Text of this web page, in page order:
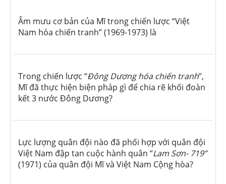
Âm mưu cơ bản của Mĩ trong chiến lược “Việt
Nam hóa chiến tranh” (1969-1973) là
Trong chiến lược “Đông Dương hóa chiến tranh”,
Mĩ đã thực hiện biện pháp gì để chia rẽ khối đoàn
kết 3 nước Đông Dương?
Lực lượng quân đội nào đã phối hợp với quân đội
Việt Nam đập tan cuộc hành quân “Lam Sơn- 719”
(1971) của quân đội Mĩ và Việt Nam Cộng hòa?